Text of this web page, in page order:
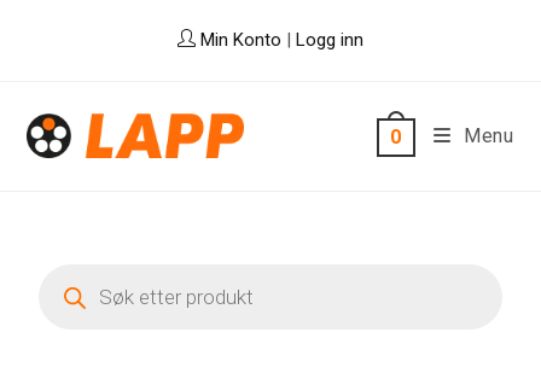
Min Konto | Logg inn
0 Menu
search